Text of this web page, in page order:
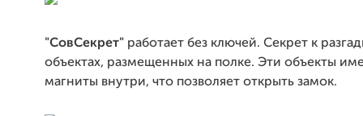
"СовСекрет" работает без ключей. Секрет к
объектах, размещенных на полке. Эти объекты
магниты внутри, что позволяет открыть замок.